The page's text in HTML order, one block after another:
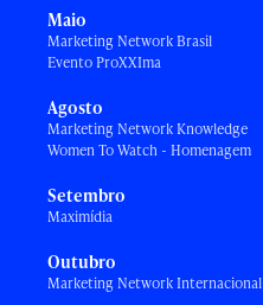
Maio
Marketing Network Brasil
Evento ProXXIma
Agosto
Marketing Network Knowledge
Women To Watch - Homenagem
Setembro
Maximídia
Outubro
Marketing Network Internacional